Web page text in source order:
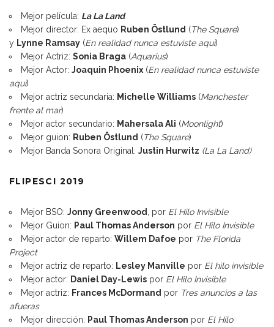
Mejor película: La La Land
Mejor director: Ex aequo Ruben Östlund (The Square)
y Lynne Ramsay (En realidad nunca estuviste aquí)
Mejor Actriz: Sonia Braga (Aquarius)
Mejor Actor: Joaquin Phoenix (En realidad nunca estuviste
aquí)
Mejor actriz secundaria: Michelle Williams (Manchester
frente al mar)
Mejor actor secundario: Mahersala Ali (Moonlight)
Mejor guion: Ruben Östlund (The Square)
Mejor Banda Sonora Original: Justin Hurwitz (La La Land)
FLIPESCI 2019
Mejor BSO: Jonny Greenwood , por El Hilo Invisible
Mejor Guion: Paul Thomas Anderson por El Hilo Invisible
Mejor actor de reparto: Willem Dafoe por The Florida
Project
Mejor actriz de reparto: Lesley Manville por El hilo invisible
Mejor actor: Daniel Day-Lewis por El Hilo Invisible
Mejor actriz: Frances McDormand por Tres anuncios a las
afueras
Mejor dirección: Paul Thomas Anderson por El Hilo